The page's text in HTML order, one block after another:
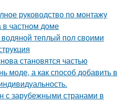
руководство по монтажу
в частном доме
теплый пол своими
становятся частью
моде, а как способ добавить в
с зарубежными странами в